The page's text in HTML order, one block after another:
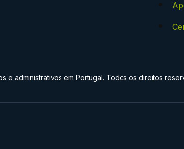
e administrativos em Portugal. Todos os direitos